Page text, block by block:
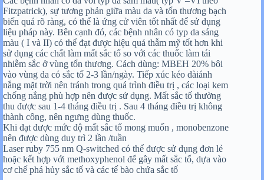
Fitzpatrick), sự tương phản giữa màu da và tổn thương bạch
biến quá rõ ràng, có thể là ứng cử viên tốt nhất để sử dụng
liệu pháp này. Bên cạnh đó, các bệnh nhân có typ da sáng
màu ( I và II) có thể đạt được hiệu quả thẫm mỹ tốt hơn khi
sử dụng các chất làm mất sắc tố so với các thuốc làm tái
nhiễm sắc ở vùng tổn thương. Cách dùng: MBEH 20% bôi
vào vùng da có sắc tố 2-3 lần/ngày. Tiếp xúc kéo dàiánh
nắng mặt trời nên tránh trong quá trình điều trị , các loại kem
chống nắng phù hợp nên được sử dụng. Mất sắc tố thường
thu được sau 1-4 tháng điều trị . Sau 4 tháng điều trị không
thành công, nên ngưng dùng thuốc.
Khi đạt được mức độ mất sắc tố mong muốn , monobenzone
nên được dùng duy trì 2 lần /tuần
Laser ruby 755 nm Q-switched có thể được sử dụng đơn lẻ
hoặc kết hợp với methoxyphenol để gây mất sắc tố, dựa vào
cơ chế phá hủy sắc tố và các tế bào chứa sắc tố